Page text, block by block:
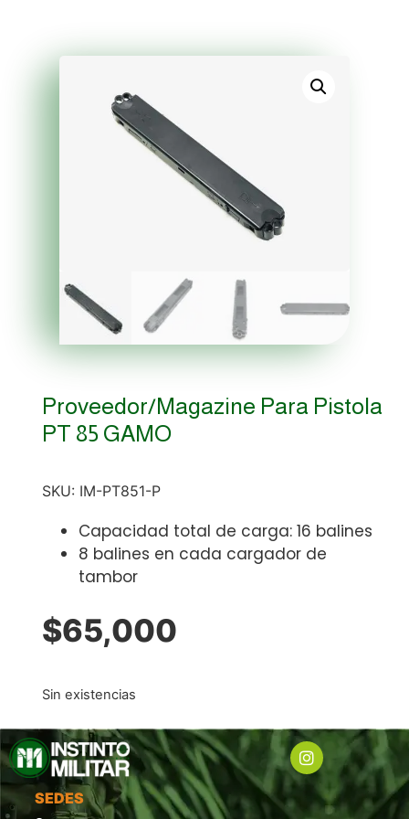
Proveedor/magazine Para Pistola
PT 85 GAMO
SKU: IM-PT851-P
Capacidad total de carga: 16 balines
8 balines en cada cargador de
tambor
$65,000
Sin existencias
SEDES